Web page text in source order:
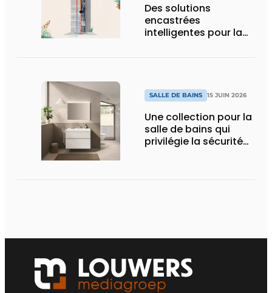
Des solutions
encastrées
intelligentes pour la
SALLE DE BAINS 15 JUIN 2026
Une collection pour la
salle de bains qui
privilégie la sécurité